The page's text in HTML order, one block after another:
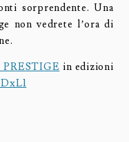
sorprendente. Una
non vedrete l’ora di
in edizioni